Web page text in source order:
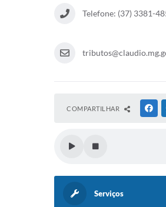
Telefone: (37) 3381-
COMPARTILHAR
Serviços